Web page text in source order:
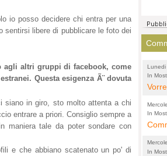
io posso decidere chi entra per una
libere di pubblicare le foto dei
agli altri gruppi di facebook, come
Questa esigenza Ã¨ dovuta
siano in giro, sto molto attenta a chi
entrare a priori. Consiglio sempre a
maniera tale da poter sondare con
e che abbiano scatenato un po' di
Lunedi
In
di
eIn
In